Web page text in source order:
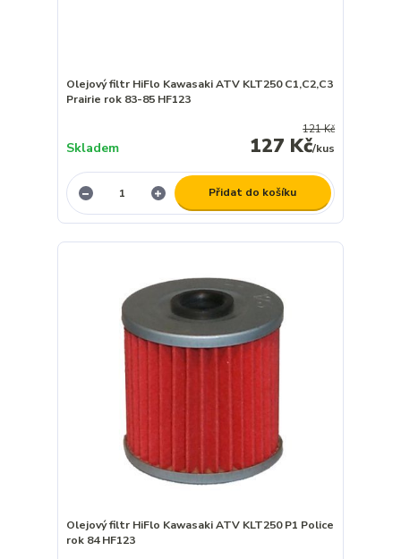
Olejový filtr HiFlo Kawasaki ATV KLT250 C1,C2,C3
Prairie rok 83-85 HF123
121 Kč
127 Kč/kus
Skladem
Přidat do košíku
Olejový filtr HiFlo Kawasaki ATV KLT250 P1 Police
rok 84 HF123